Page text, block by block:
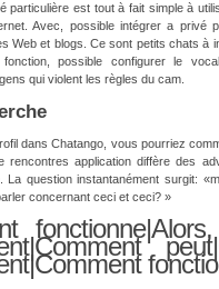
particulière est tout à fait simple à
Avec, possible intégrer a privé
Web et blogs. Ce sont petits chats à
possible configurer le
qui violent les règles du cam.
dans Chatango, vous pourriez
rencontres application diffère des
La question instantanément surgit:
concernant ceci et ceci? »